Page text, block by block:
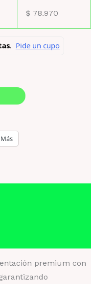
$ 78.970
Más
premium con